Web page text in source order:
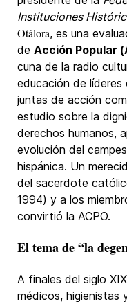
Instituciones
Otálora, es una
de Acción Popular
cuna de la radio
educación de
juntas de acción
estudio sobre la
derechos humanos,
evolución del
hispánica. Un
del sacerdote
1994) y a los
convirtió la ACPO.
El tema de “la
A finales del siglo
médicos, higienistas